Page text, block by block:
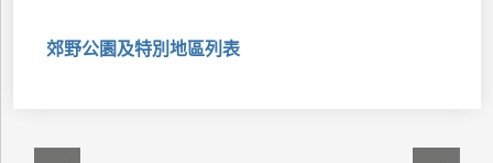
郊野公園及特別地區列表